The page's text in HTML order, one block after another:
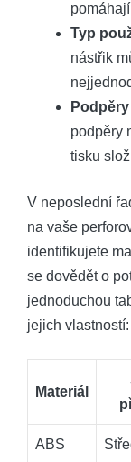
Typ
nástřik
podpěry
tisku
V neposlední
na vaše
identifikujete
se dovědět o
jednoduchou
jejich vlastností:
Materiál
ABS